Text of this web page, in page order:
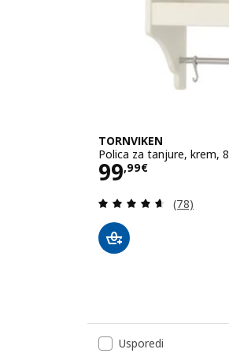
TORNVIKEN
Polica za tanjure, krem,
99,99€
Cijena 99,99€
Revizija:
(78)
Usporedi